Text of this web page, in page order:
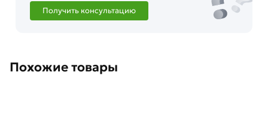
Получить консультацию
Похожие товары